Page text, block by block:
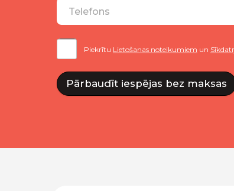
Piekrītu Lietošanas noteikumiem un
Pārbaudīt iespējas bez maksas